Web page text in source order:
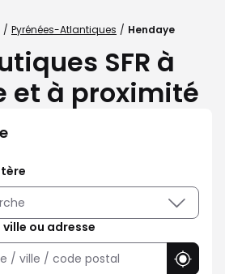
Pyrénées-Atlantiques Hendaye
SFR à
et à proximité
ou adresse